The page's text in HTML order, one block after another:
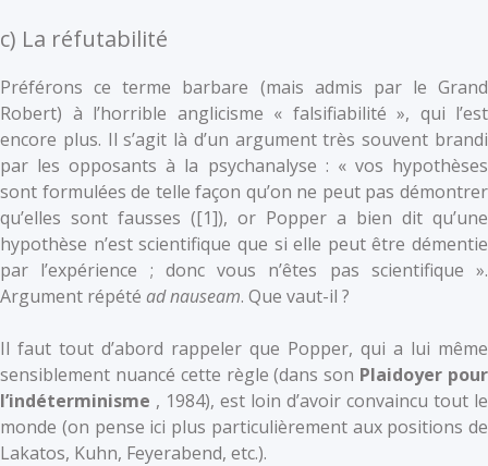
c) La réfutabilité
Préférons ce terme barbare (mais admis par le Grand
Robert) à l’horrible anglicisme « falsifiabilité », qui l’est
encore plus. Il s’agit là d’un argument très souvent brandi
par les opposants à la psychanalyse : « vos hypothèses
sont formulées de telle façon qu’on ne peut pas démontrer
qu’elles sont fausses ([1]), or Popper a bien dit qu’une
hypothèse n’est scientifique que si elle peut être démentie
par l’expérience ; donc vous n’êtes pas scientifique ».
Argument répété ad nauseam. Que vaut-il ?
Il faut tout d’abord rappeler que Popper, qui a lui même
sensiblement nuancé cette règle (dans son Plaidoyer pour
l’indéterminisme , 1984), est loin d’avoir convaincu tout le
monde (on pense ici plus particulièrement aux positions de
Lakatos, Kuhn, Feyerabend, etc.).